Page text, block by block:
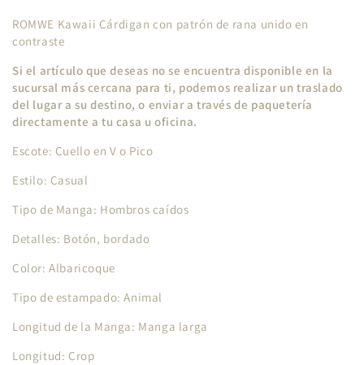
ROMWE Kawaii Cárdigan con patrón de rana unido en
contraste
Si el artículo que deseas no se encuentra disponible en la
sucursal más cercana para ti, podemos realizar un traslado
del lugar a su destino, o enviar a través de paquetería
directamente a tu casa u oficina.
Escote: Cuello en V o Pico
Estilo: Casual
Tipo de Manga: Hombros caídos
Detalles: Botón, bordado
Color: Albaricoque
Tipo de estampado: Animal
Longitud de la Manga: Manga larga
Longitud: Crop